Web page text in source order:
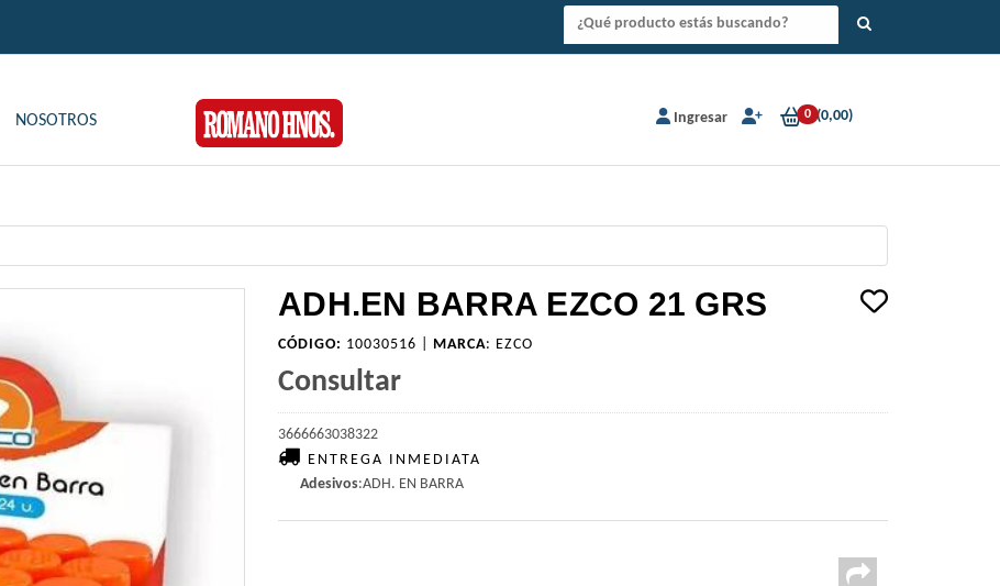
Ingresar 0 (0,00)
NOSOTROS
ADH.EN BARRA EZCO 21 GRS
CÓDIGO: 10030516 | MARCA: EZCO
Consultar
3666663038322
ENTREGA INMEDIATA
Adesivos:ADH. EN BARRA